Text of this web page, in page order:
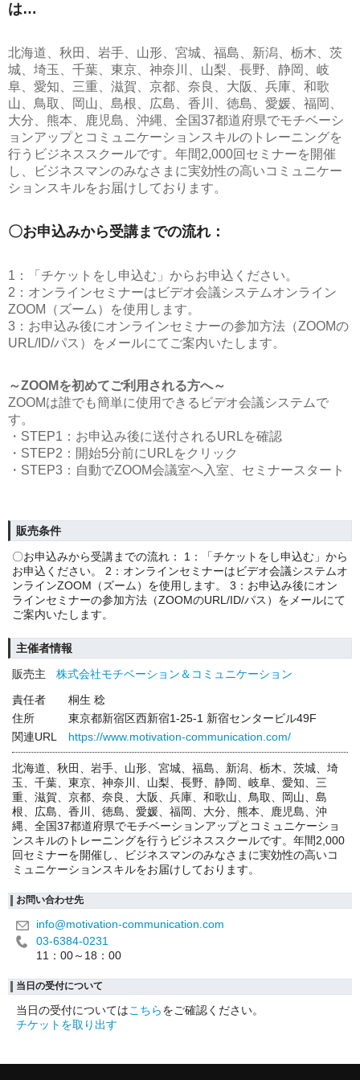
は…
北海道、秋田、岩手、山形、宮城、福島、新潟、栃木、茨
城、埼玉、千葉、東京、神奈川、山梨、長野、静岡、岐
阜、愛知、三重、滋賀、京都、奈良、大阪、兵庫、和歌
山、鳥取、岡山、島根、広島、香川、徳島、愛媛、福岡、
大分、熊本、鹿児島、沖縄、全国37都道府県でモチベーシ
ョンアップとコミュニケーションスキルのトレーニングを
行うビジネススクールです。年間2,000回セミナーを開催
し、ビジネスマンのみなさまに実効性の高いコミュニケー
ションスキルをお届けしております。
〇お申込みから受講までの流れ：
1：「チケットをし申込む」からお申込ください。
2：オンラインセミナーはビデオ会議システムオンライン
ZOOM（ズーム）を使用します。
3：お申込み後にオンラインセミナーの参加方法（ZOOMの
URL/ID/パス）をメールにてご案内いたします。
～ZOOMを初めてご利用される方へ～
ZOOMは誰でも簡単に使用できるビデオ会議システムで
す。
・STEP1：お申込み後に送付されるURLを確認
・STEP2：開始5分前にURLをクリック
・STEP3：自動でZOOM会議室へ入室、セミナースタート
販売条件
〇お申込みから受講までの流れ： 1：「チケットをし申込む」から
お申込ください。 2：オンラインセミナーはビデオ会議システムオ
ンラインZOOM（ズーム）を使用します。 3：お申込み後にオン
ラインセミナーの参加方法（ZOOMのURL/ID/パス）をメールにて
ご案内いたします。
主催者情報
販売主
株式会社モチベーション＆コミュニケーション
責任者
桐生 稔
住所
東京都新宿区西新宿1-25-1 新宿センタービル49F
関連URL
https://www.motivation-communication.com/
北海道、秋田、岩手、山形、宮城、福島、新潟、栃木、茨城、埼
玉、千葉、東京、神奈川、山梨、長野、静岡、岐阜、愛知、三
重、滋賀、京都、奈良、大阪、兵庫、和歌山、鳥取、岡山、島
根、広島、香川、徳島、愛媛、福岡、大分、熊本、鹿児島、沖
縄、全国37都道府県でモチベーションアップとコミュニケーショ
ンスキルのトレーニングを行うビジネススクールです。年間2,000
回セミナーを開催し、ビジネスマンのみなさまに実効性の高いコ
ミュニケーションスキルをお届けしております。
お問い合わせ先
info@motivation-communication.com
03-6384-0231
11：00～18：00
当日の受付について
当日の受付についてはこちらをご確認ください。
チケットを取り出す